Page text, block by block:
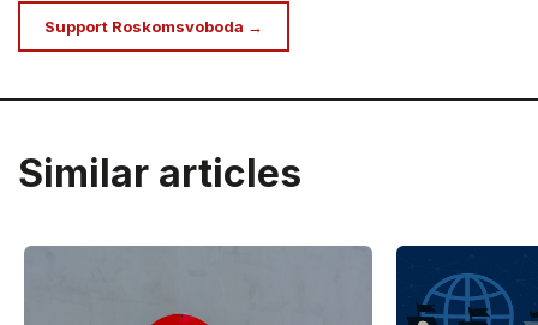
Support Roskomsvoboda →
Similar articles